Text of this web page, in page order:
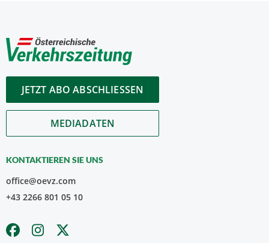
JETZT ABO ABSCHLIESSEN
MEDIADATEN
KONTAKTIEREN SIE UNS
office@oevz.com
+43 2266 801 05 10